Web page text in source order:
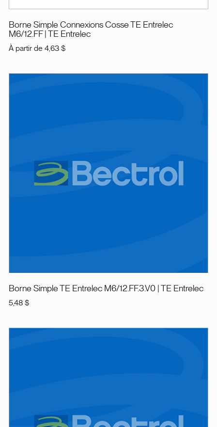
Borne Simple Connexions Cosse TE Entrelec
M6/12.FF
| TE Entrelec
À partir de 4,63 $
Borne Simple TE Entrelec M6/12.FF.3.V0 | TE Entrelec
5,48 $